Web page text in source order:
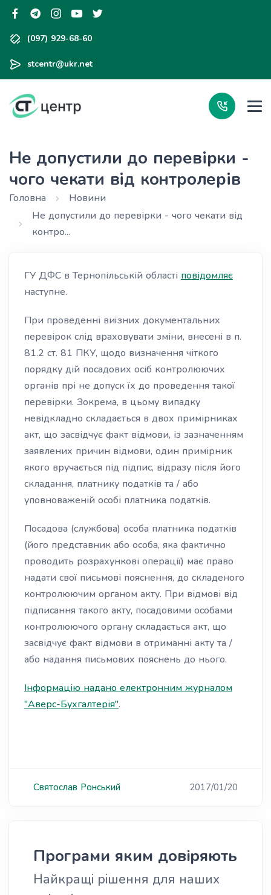
(097) 929-68-60
stcentr@ukr.net
Не допустили до перевірки -
чого чекати від контролерів
Головна
Новини
Не допустили до перевірки - чого чекати від
контро...
ГУ ДФС в Тернопільській області повідомляє
наступне.
При проведенні виїзних документальних
перевірок слід враховувати зміни, внесені в п.
81.2 ст. 81 ПКУ, щодо визначення чіткого
порядку дій посадових осіб контролюючих
органів прі не допуск їх до проведення такої
перевірки. Зокрема, в цьому випадку
невідкладно складається в двох примірниках
акт, що засвідчує факт відмови, із зазначенням
заявлених причин відмови, один примірник
якого вручається під підпис, відразу після його
складання, платнику податків та / або
уповноваженій особі платника податків.
Посадова (службова) особа платника податків
(його представник або особа, яка фактично
проводить розрахункові операції) має право
надати свої письмові пояснення, до складеного
контролюючим органом акту. При відмові від
підписання такого акту, посадовими особами
контролюючого органу складається акт, що
засвідчує факт відмови в отриманні акту та /
або надання письмових пояснень до нього.
Інформацію надано електронним журналом
"Аверс-Бухгалтерія".
Святослав Ронський 2017/01/20
Програми яким довіряють
Найкращі рішення для наших